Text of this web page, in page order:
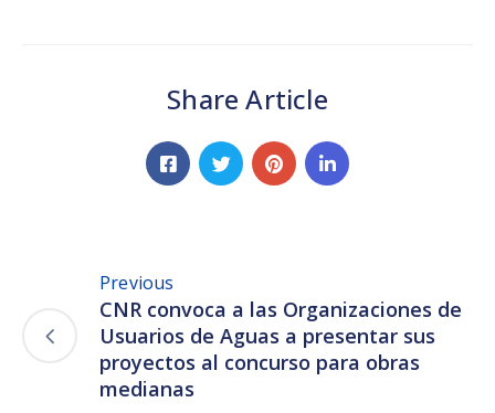
Share Article
Previous
CNR convoca a las Organizaciones de
Usuarios de Aguas a presentar sus
proyectos al concurso para obras
medianas